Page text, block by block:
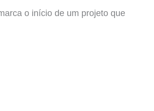
o início de um projeto que